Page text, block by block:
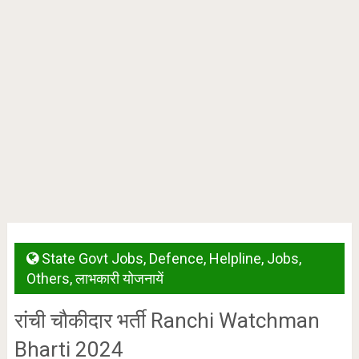
State Govt Jobs, Defence, Helpline, Jobs,
Others,लाभकारी योजनायें
रांची चौकीदार भर्ती Ranchi Watchman
Bharti 2024